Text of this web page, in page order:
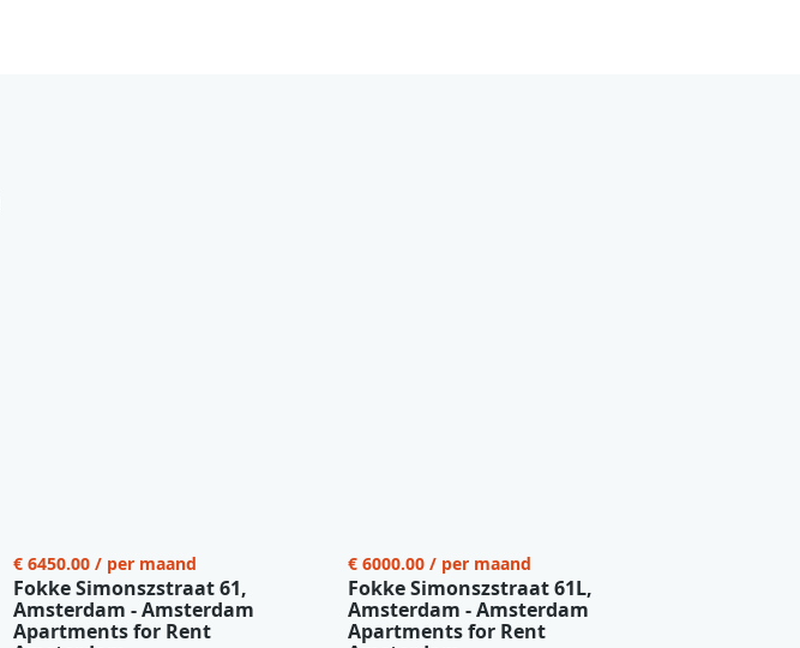
€ 6450.00 / per maand
Fokke Simonszstraat 61,
Amsterdam - Amsterdam
Apartments for Rent
€ 6000.00 / per maand
Fokke Simonszstraat 61L,
Amsterdam - Amsterdam
Apartments for Rent